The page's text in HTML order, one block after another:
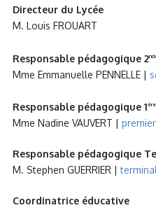
Directeur du Lycée
M. Louis FROUART
Responsable pédagogique 2
Mme Emmanuelle PENNELLE |
Responsable pédagogique 1 ère
Mme Nadine VAUVERT |
Responsable pédagogique
M. Stephen GUERRIER |
Coordinatrice éducative